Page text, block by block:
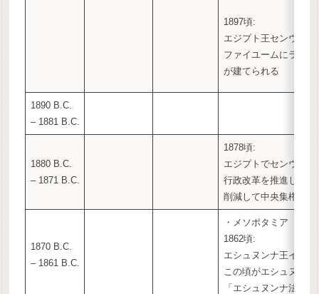
1897頃:
エジプト王センウセレ
ファイユームにラフ
が建てられる
1890 B.C.
– 1881 B.C.
1880 B.C.
– 1871 B.C.
1878頃:
エジプトでセンウセル
行政改革を推進し、州
削減して中央集権体制
1870 B.C.
– 1861 B.C.
・メソポタミア
1862頃:
エシュヌンナ王イピ
この頃がエシュヌンナ
「エシュヌンナ法典